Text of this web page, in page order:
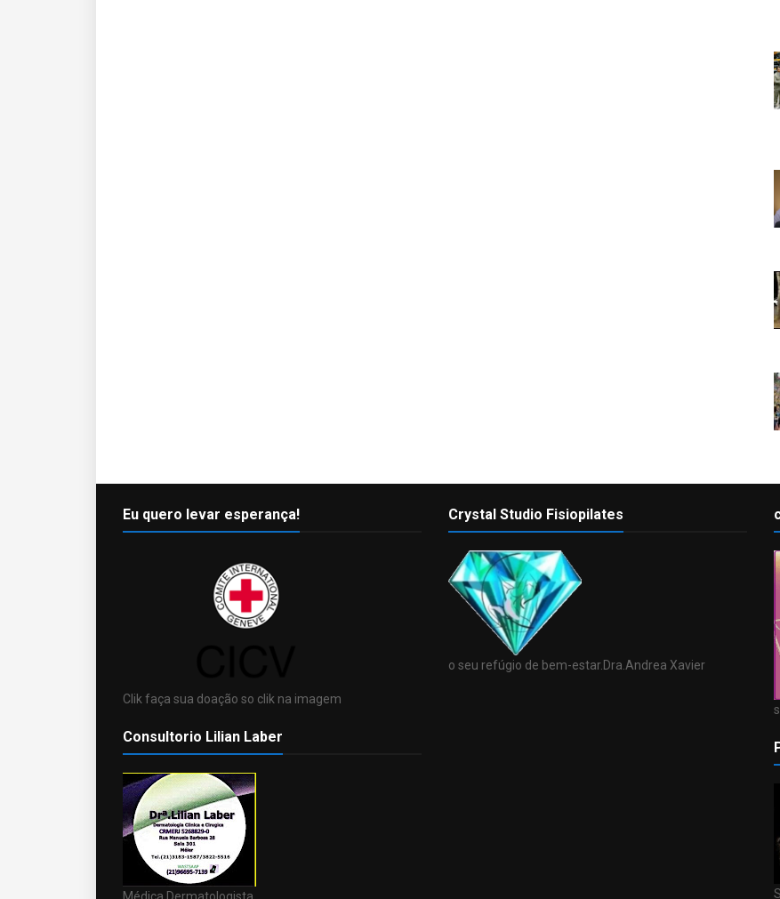
Eu quero levar esperança!
Clik faça sua doação so clik na imagem
Consultorio Lilian Laber
Crystal Studio Fisiopilates
o seu refúgio de bem-estar.Dra.Andrea Xavier